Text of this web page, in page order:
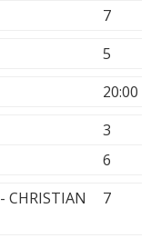
7
5
20:00
3
6
7